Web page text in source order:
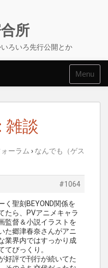
所
ろいろ先行公開とか
Menu
雑談
ォーラム › なんでも（ゲス
#1064
く聖刻BEYOND関係を
たら、PVアニメキャラ
監督＆小説イラストを
た郷津春奈さんがアニ
業界内ではすっかり成
てびっくり。
好評で刊行が続いてた